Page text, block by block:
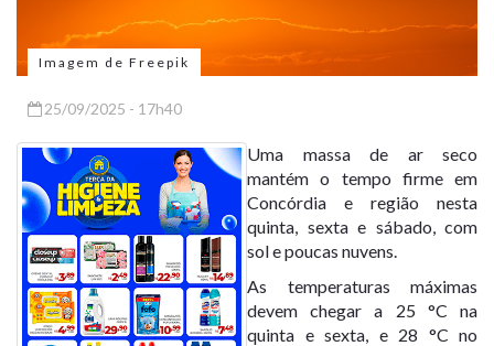
Imagem de Freepik
25/09/2025 - 17h40
Uma massa de ar seco
mantém o tempo firme em
Concórdia e região nesta
quinta, sexta e sábado, com
sol e poucas nuvens.
As temperaturas máximas
devem chegar a 25 °C na
quinta e sexta, e 28 °C no